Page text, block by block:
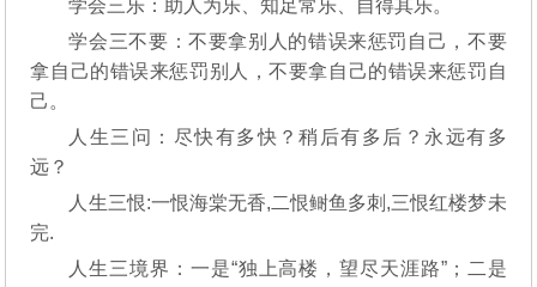
学会三乐：助人为乐、知足常乐、自得其乐。
学会三不要：不要拿别人的错误来惩罚自己，不要
拿自己的错误来惩罚别人，不要拿自己的错误来惩罚自
己。
人生三问：尽快有多快？稍后有多后？永远有多
远？
人生三恨:一恨海棠无香,二恨鲥鱼多刺,三恨红楼梦未
完.
人生三境界：一是“独上高楼，望尽天涯路”；二是